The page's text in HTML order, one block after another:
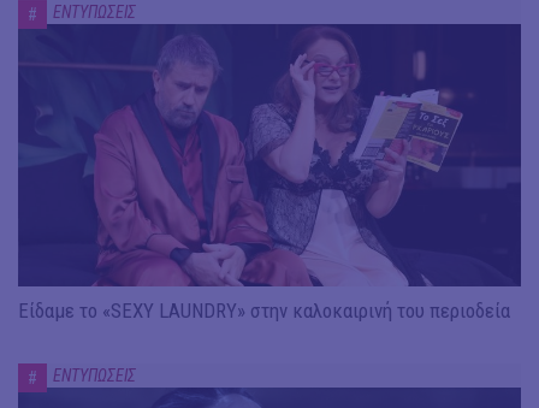
# ΕΝΤΥΠΩΣΕΙΣ
Είδαμε το «SEXY LAUNDRY» στην καλοκαιρινή του περιοδεία
# ΕΝΤΥΠΩΣΕΙΣ